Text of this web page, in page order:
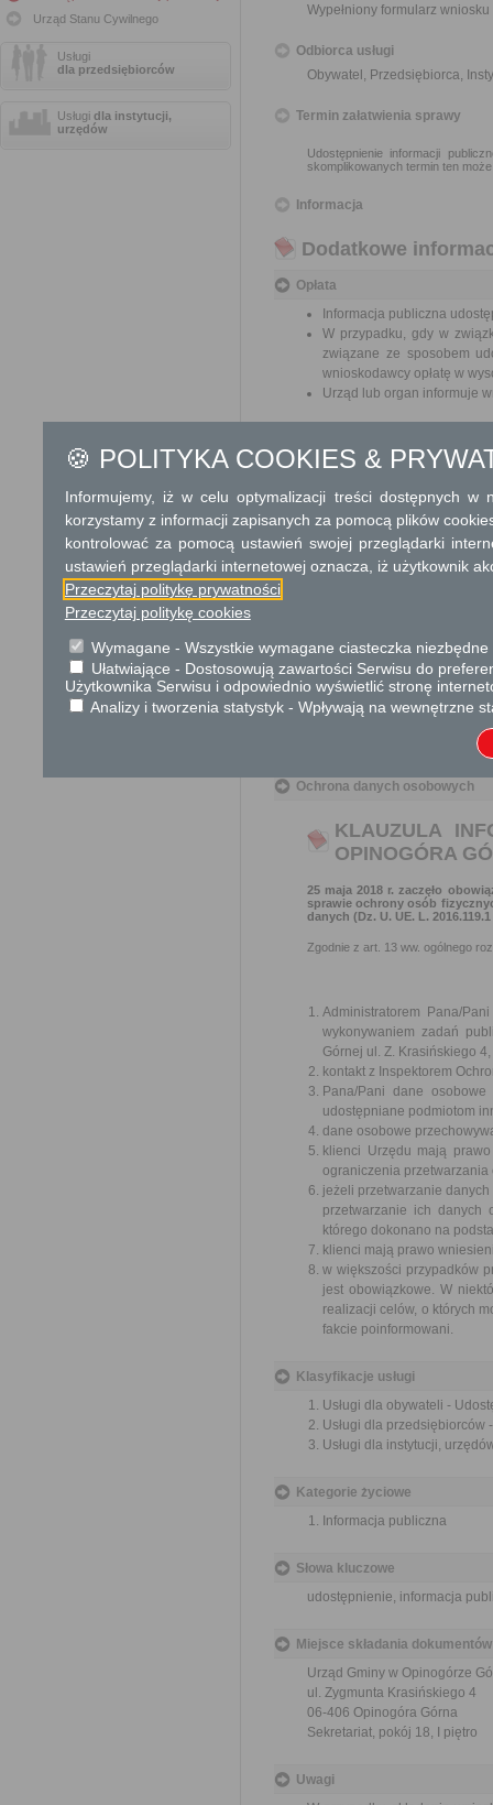
Urząd Stanu Cywilnego
Usługi
dla przedsiębiorców
Usługi dla instytucji,
urzędów
Wypełniony formularz
Odbiorca usługi
Obywatel, Przedsiębiorca,
Termin załatwienia sprawy
Udostępnienie informacji
skomplikowanych termin ten
Informacja
Dodatkowe
Opłata
Informacja publiczna
W przypadku, gdy w
związane ze sposobem
wnioskodawcy opłatę w
Urząd lub organ informuje
W przypadku decyzji o
udostępnienie informacji
terminie 14 dni od dnia
Skargi i wnioski
bez zbędnej zwłoki, nie później
Podstawa prawna
Ustawa z dnia 14
Ustawa z dnia 6
Ochrona danych osobowych
KLAUZULA
OPINOGÓRA
25 maja 2018 r. zaczęło
sprawie ochrony osób
danych (Dz. U. UE. L.
Zgodnie z art. 13 ww. ogólnego
Administratorem Pana/
wykonywaniem zadań
Górnej ul. Z. Krasińskiego
kontakt z Inspektorem
Pana/Pani dane
udostępniane podmiotom
dane osobowe
klienci Urzędu mają
ograniczenia
jeżeli przetwarzanie
przetwarzanie ich danych
którego dokonano na
klienci mają prawo
w większości przypadków
jest obowiązkowe. W
realizacji celów, o których
fakcie poinformowani.
Klasyfikacje usługi
Usługi dla obywateli -
Usługi dla
Usługi dla instytucji,
Kategorie życiowe
Informacja publiczna
Słowa kluczowe
udostępnienie, informacja
Miejsce składania dokumentów
Urząd Gminy w Opinogórze
ul. Zygmunta Krasińskiego 4
06-406 Opinogóra Górna
Sekretariat, pokój 18, I piętro
Uwagi
🍪 POLITYKA COOKIES &
Informujemy, iż w celu optymalizacji treści dostępnych w
korzystamy z informacji zapisanych za pomocą plików
kontrolować za pomocą ustawień swojej przeglądarki
ustawień przeglądarki internetowej oznacza, iż użytkownik
Przeczytaj politykę prywatności
Przeczytaj politykę cookies
Wymagane - Wszystkie wymagane ciasteczka
Ułatwiające - Dostosowują zawartości Serwisu do
Użytkownika Serwisu i odpowiednio wyświetlić stronę
Analizy i tworzenia statystyk - Wpływają na wewnętrzne